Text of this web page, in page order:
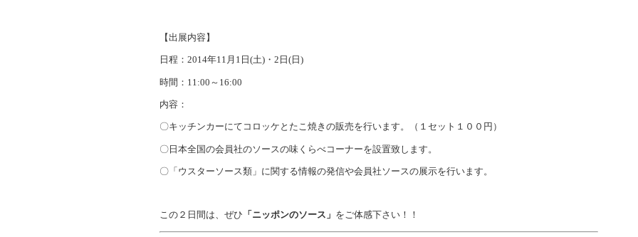
【出展内容】
日程：2014年11月1日(土)・2日(日)
時間：11:00～16:00
内容：
〇キッチンカーにてコロッケとたこ焼きの販売を行います。（１セット１００円）
〇日本全国の会員社のソースの味くらべコーナーを設置致します。
〇「ウスターソース類」に関する情報の発信や会員社ソースの展示を行います。
この２日間は、ぜひ 「ニッポンのソース」 をご体感下さい！！